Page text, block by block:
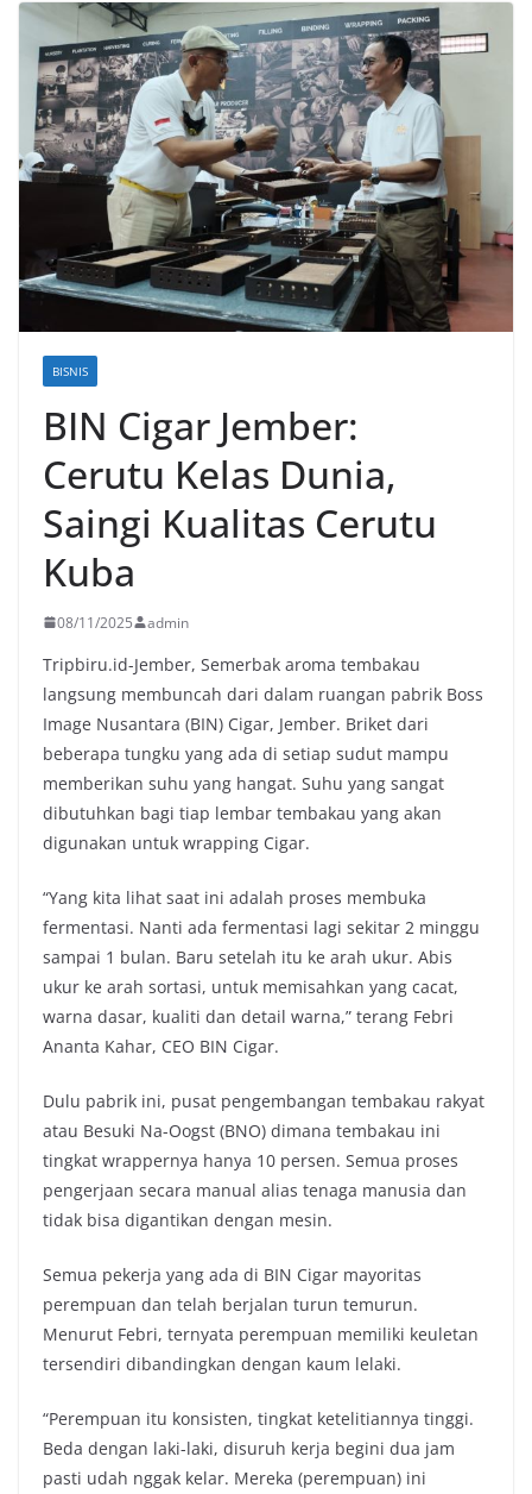
BISNIS
BIN Cigar Jember:
Cerutu Kelas Dunia,
Saingi Kualitas Cerutu
Kuba
08/11/2025 admin
Tripbiru.id-Jember, Semerbak aroma tembakau
langsung membuncah dari dalam ruangan pabrik Boss
Image Nusantara (BIN) Cigar, Jember. Briket dari
beberapa tungku yang ada di setiap sudut mampu
memberikan suhu yang hangat. Suhu yang sangat
dibutuhkan bagi tiap lembar tembakau yang akan
digunakan untuk wrapping Cigar.
“Yang kita lihat saat ini adalah proses membuka
fermentasi. Nanti ada fermentasi lagi sekitar 2 minggu
sampai 1 bulan. Baru setelah itu ke arah ukur. Abis
ukur ke arah sortasi, untuk memisahkan yang cacat,
warna dasar, kualiti dan detail warna,” terang Febri
Ananta Kahar, CEO BIN Cigar.
Dulu pabrik ini, pusat pengembangan tembakau rakyat
atau Besuki Na-Oogst (BNO) dimana tembakau ini
tingkat wrappernya hanya 10 persen. Semua proses
pengerjaan secara manual alias tenaga manusia dan
tidak bisa digantikan dengan mesin.
Semua pekerja yang ada di BIN Cigar mayoritas
perempuan dan telah berjalan turun temurun.
Menurut Febri, ternyata perempuan memiliki keuletan
tersendiri dibandingkan dengan kaum lelaki.
“Perempuan itu konsisten, tingkat ketelitiannya tinggi.
Beda dengan laki-laki, disuruh kerja begini dua jam
pasti udah nggak kelar. Mereka (perempuan) ini